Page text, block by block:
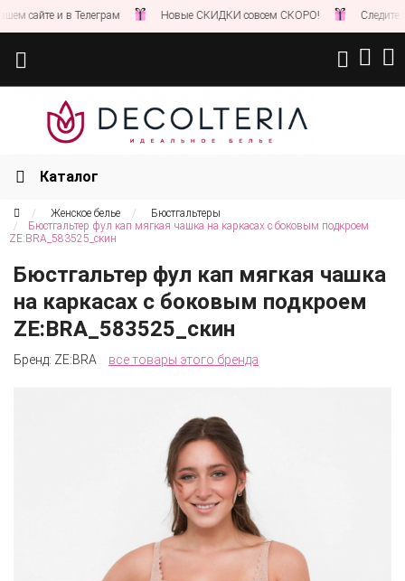
и в Телеграм Новые СКИДКИ совсем СКОРО! Следите за
Каталог
Женское белье
Бюстгальтеры
Бюстгальтер фул кап мягкая чашка на каркасах с боковым подкроем
ZE:BRA_583525_скин
Бюстгальтер фул кап мягкая чашка
на каркасах с боковым подкроем
ZE:BRA_583525_скин
Бренд: ZE:BRA все товары этого бренда